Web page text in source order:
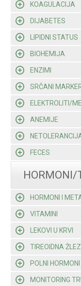
KOAGULACIJA
DIJABETES
LIPIDNI STATUS
BIOHEMIJA
ENZIMI
SRČANI
ELEKTROLITI/
ANEMIJE
FECES
HORMONI/
HORMONI I
VITAMINI
LEKOVI U KRVI
TIREOIDNA
POLNI HORMONI
MONITORING